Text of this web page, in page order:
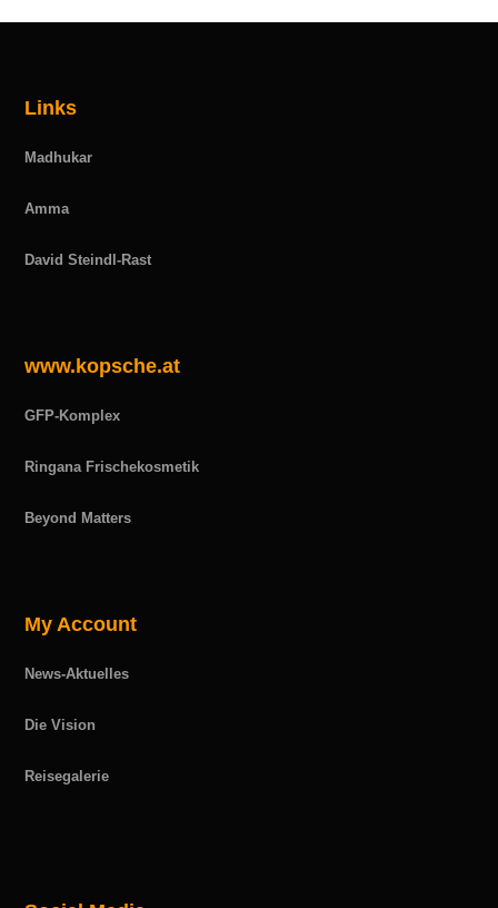
Links
Madhukar
Amma
David Steindl-Rast
www.kopsche.at
GFP-Komplex
Ringana Frischekosmetik
Beyond Matters
My Account
News-Aktuelles
Die Vision
Reisegalerie